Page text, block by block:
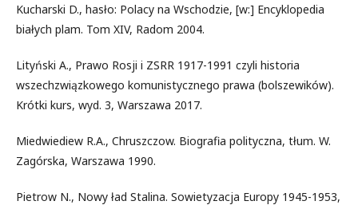
Kucharski D., hasło: Polacy na Wschodzie, [w:] Encyklopedia
białych plam. Tom XIV, Radom 2004.
Lityński A., Prawo Rosji i ZSRR 1917-1991 czyli historia
wszechzwiązkowego komunistycznego prawa (bolszewików).
Krótki kurs, wyd. 3, Warszawa 2017.
Miedwiediew R.A., Chruszczow. Biografia polityczna, tłum. W.
Zagórska, Warszawa 1990.
Pietrow N., Nowy ład Stalina. Sowietyzacja Europy 1945-1953,